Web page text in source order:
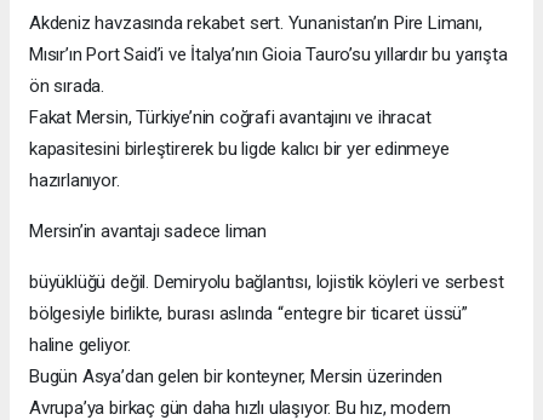
Akdeniz havzasında rekabet sert. Yunanistan’ın Pire Limanı,
Mısır’ın Port Said’i ve İtalya’nın Gioia Tauro’su yıllardır bu yarışta
ön sırada.
Fakat Mersin, Türkiye’nin coğrafi avantajını ve ihracat
kapasitesini birleştirerek bu ligde kalıcı bir yer edinmeye
hazırlanıyor.
Mersin’in avantajı sadece liman
büyüklüğü değil. Demiryolu bağlantısı, lojistik köyleri ve serbest
bölgesiyle birlikte, burası aslında “entegre bir ticaret üssü”
haline geliyor.
Bugün Asya’dan gelen bir konteyner, Mersin üzerinden
Avrupa’ya birkaç gün daha hızlı ulaşıyor. Bu hız, modern